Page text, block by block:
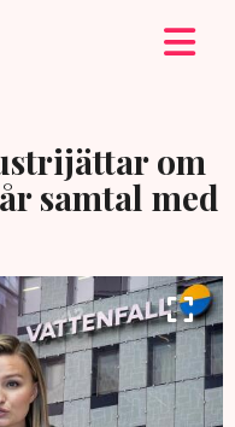
om
samtal med